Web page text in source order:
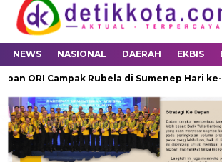
NEWS NASIONAL DAERAH EKBIS
ORI Campak Rubela di Sumenep Hari ke-